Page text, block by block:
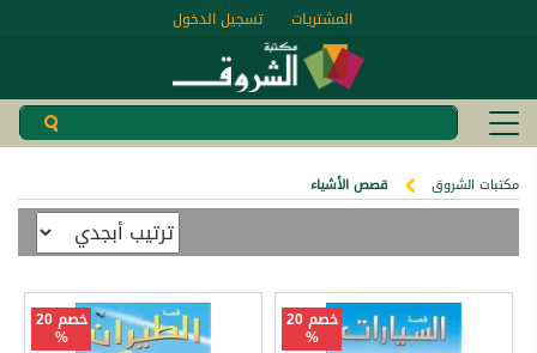
تسجيل الدخول المشتريات
مكتبات الشروق قصص الأشياء
خصم 20
%
خصم 20
%